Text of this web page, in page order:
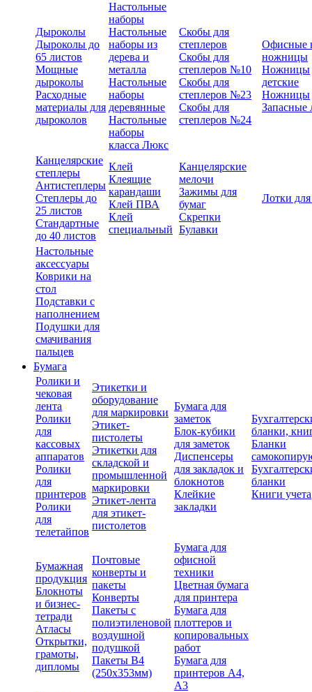
Дыроколы
Дыроколы до
65 листов
Мощные
дыроколы
Расходные
материалы для
дыроколов
Настольные
наборы
Настольные
наборы из
дерева и
металла
Настольные
наборы
деревянные
Настольные
наборы
класса Люкс
Скобы для
степлеров
Скобы для
степлеров №10
Скобы для
степлеров №23
Скобы для
степлеров №24
Офисные
ножницы
Ножницы
детские
Ножницы
Запасные
Канцелярские
степлеры
Антистеплеры
Степлеры до
25 листов
Стандартные
до 40 листов
Клей
Клеящие
карандаши
Клей ПВА
Клей
специальный
Канцелярские
мелочи
Зажимы для
бумаг
Скрепки
Булавки
Лотки
Настольные
аксессуары
Коврики на
стол
Подставки с
наполнением
Подушки для
смачивания
пальцев
Бумага
Ролики и
чековая
лента
Ролики
для
кассовых
аппаратов
Ролики
для
принтеров
Ролики
для
телетайпов
Этикетки и
оборудование
для маркировки
Этикет-
пистолеты
Этикетки для
складской и
промышленной
маркировки
Этикет-лента
для этикет-
пистолетов
Бумага для
заметок
Блок-кубики
для заметок
Диспенсеры
для закладок и
блокнотов
Клейкие
закладки
бланки,
Бланки
бланки
Книги учета
Бумажная
продукция
Блокноты
и бизнес-
тетради
Атласы
Открытки,
грамоты,
дипломы
Почтовые
конверты и
пакеты
Конверты
Пакеты с
полиэтиленовой
воздушной
подушкой
Пакеты В4
(250х353мм)
Бумага для
офисной
техники
Цветная бумага
для принтера
Бумага для
плоттеров и
копировальных
работ
Бумага для
принтеров А4,
А3